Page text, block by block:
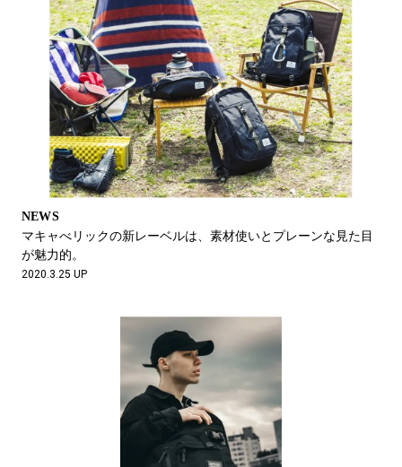
NEWS
マキャべリックの新レーベルは、素材使いとプレーンな見た目
が魅力的。
2020.3.25 UP